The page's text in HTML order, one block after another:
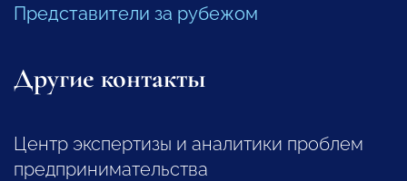
Представители за рубежом
Другие контакты
Центр экспертизы и аналитики проблем
предпринимательства